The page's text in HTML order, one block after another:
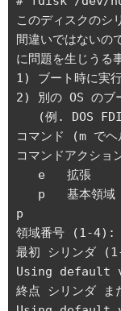
このディスクのシ
間違いではないの
に問題を生じうる
1) ブート時に実
2) 別の OS のブ
(例. DOS
コマンド (m で
コマンドアクショ
   e   拡張
p   基本領域
p
領域番号 (1-4):
最初 シリンダ
Using default
終点 シリンダ